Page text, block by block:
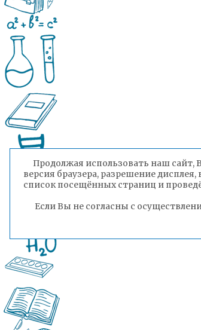
Продолжая использовать наш сайт,
версия браузера, разрешение
список посещённых страниц и
Если Вы не согласны с